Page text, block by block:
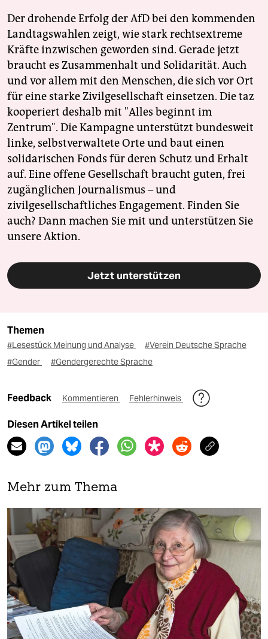
Der drohende Erfolg der AfD bei den kommenden
Landtagswahlen zeigt, wie stark rechtsextreme
Kräfte inzwischen geworden sind. Gerade jetzt
braucht es Zusammenhalt und Solidarität. Auch
und vor allem mit den Menschen, die sich vor Ort
für eine starke Zivilgesellschaft einsetzen. Die taz
kooperiert deshalb mit "Alles beginnt im
Zentrum". Die Kampagne unterstützt bundesweit
linke, selbstverwaltete Orte und baut einen
solidarischen Fonds für deren Schutz und Erhalt
auf. Eine offene Gesellschaft braucht guten, frei
zugänglichen Journalismus – und
zivilgesellschaftliches Engagement. Finden Sie
auch? Dann machen Sie mit und unterstützen Sie
unsere Aktion.
Jetzt unterstützen
Themen
#Lesestück Meinung und Analyse
#Verein Deutsche Sprache
#Gender
#Gendergerechte Sprache
Feedback Kommentieren Fehlerhinweis
Diesen Artikel teilen
Mehr zum Thema